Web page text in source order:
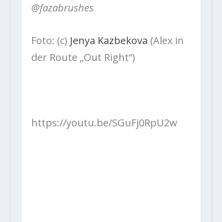
@fazabrushes
Foto: (c) Jenya Kazbekova (Alex in
der Route „Out Right“)
https://youtu.be/SGuFj0RpU2w